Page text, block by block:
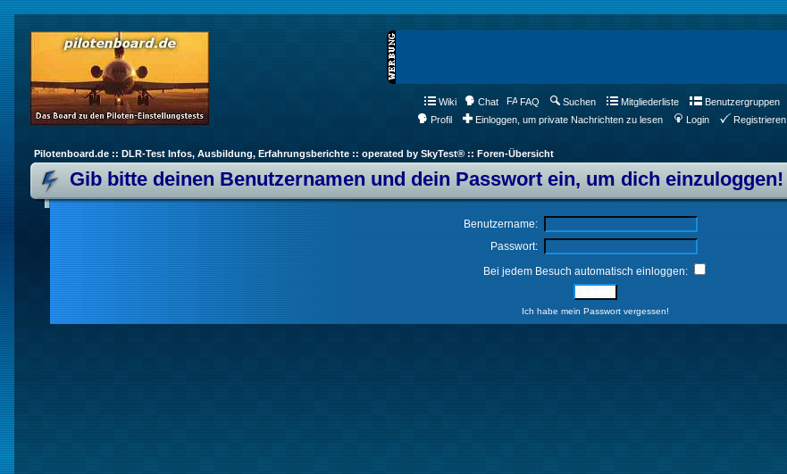
Wiki Chat FAQ Suchen Mitgliederliste
Benutzergruppen
Profil
Einloggen, um private Nachrichten zu lesen Login Registrieren
Pilotenboard.de :: DLR-Test Infos, Ausbildung, Erfahrungsberichte :: operated by SkyTest® :: Foren-Übersicht
Gib bitte deinen Benutzernamen und dein Passwort ein, um dich einzuloggen!
Benutzername:
Passwort:
Bei jedem Besuch automatisch einloggen:
Ich habe mein Passwort vergessen!